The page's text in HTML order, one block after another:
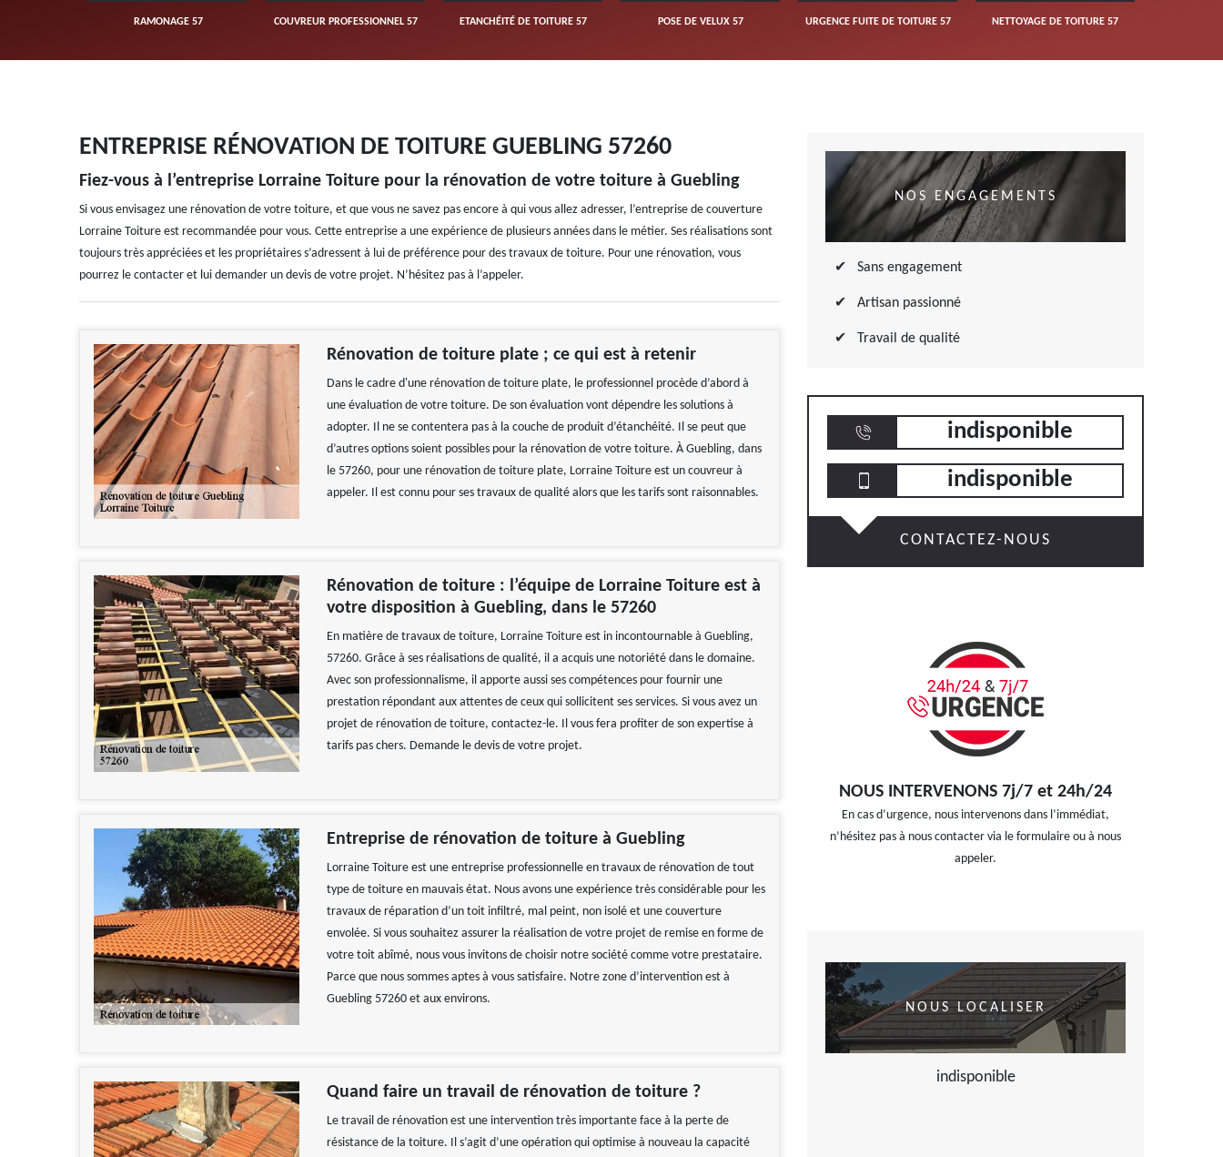
RAMONAGE 57 COUVREUR PROFESSIONNEL 57 ETANCHÉITÉ DE TOITURE 57 POSE DE VELUX 57 URGENCE FUITE DE TOITURE 57 NETTOYAGE DE TOITURE 57
ENTREPRISE RÉNOVATION DE TOITURE GUEBLING 57260
Fiez-vous à l’entreprise Lorraine Toiture pour la rénovation de votre toiture à Guebling
Si vous envisagez une rénovation de votre toiture, et que vous ne savez pas encore à qui vous allez adresser, l’entreprise de couverture
Lorraine Toiture est recommandée pour vous. Cette entreprise a une expérience de plusieurs années dans le métier. Ses réalisations sont
toujours très appréciées et les propriétaires s’adressent à lui de préférence pour des travaux de toiture. Pour une rénovation, vous
pourrez le contacter et lui demander un devis de votre projet. N’hésitez pas à l’appeler.
Rénovation de toiture plate ; ce qui est à retenir
Dans le cadre d'une rénovation de toiture plate, le professionnel procède d’abord à
une évaluation de votre toiture. De son évaluation vont dépendre les solutions à
adopter. Il ne se contentera pas à la couche de produit d’étanchéité. Il se peut que
d’autres options soient possibles pour la rénovation de votre toiture. À Guebling, dans
le 57260, pour une rénovation de toiture plate, Lorraine Toiture est un couvreur à
appeler. Il est connu pour ses travaux de qualité alors que les tarifs sont raisonnables.
Rénovation de toiture : l’équipe de Lorraine Toiture est à
votre disposition à Guebling, dans le 57260
En matière de travaux de toiture, Lorraine Toiture est in incontournable à Guebling,
57260. Grâce à ses réalisations de qualité, il a acquis une notoriété dans le domaine.
Avec son professionnalisme, il apporte aussi ses compétences pour fournir une
prestation répondant aux attentes de ceux qui sollicitent ses services. Si vous avez un
projet de rénovation de toiture, contactez-le. Il vous fera profiter de son expertise à
tarifs pas chers. Demande le devis de votre projet.
Entreprise de rénovation de toiture à Guebling
Lorraine Toiture est une entreprise professionnelle en travaux de rénovation de tout
type de toiture en mauvais état. Nous avons une expérience très considérable pour les
travaux de réparation d’un toit infiltré, mal peint, non isolé et une couverture
envolée. Si vous souhaitez assurer la réalisation de votre projet de remise en forme de
votre toit abîmé, nous vous invitons de choisir notre société comme votre prestataire.
Parce que nous sommes aptes à vous satisfaire. Notre zone d’intervention est à
Guebling 57260 et aux environs.
Quand faire un travail de rénovation de toiture ?
Le travail de rénovation est une intervention très importante face à la perte de
résistance de la toiture. Il s’agit d’une opération qui optimise à nouveau la capacité
NOS ENGAGEMENTS
Sans engagement
Artisan passionné
Travail de qualité
indisponible
indisponible
CONTACTEZ-NOUS
NOUS INTERVENONS 7j/7 et 24h/24
En cas d’urgence, nous intervenons dans l’immédiat,
n’hésitez pas à nous contacter via le formulaire ou à nous
appeler.
NOUS LOCALISER
indisponible